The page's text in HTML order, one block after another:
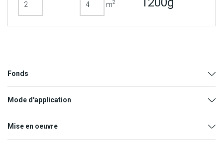
m2
Fonds
Mode d'application
Mise en oeuvre